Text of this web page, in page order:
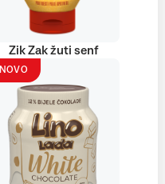
Zik Zak žuti senf
NOVO